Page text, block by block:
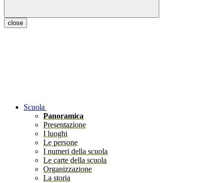
close
Scuola
Panoramica
Presentazione
I luoghi
Le persone
I numeri della scuola
Le carte della scuola
Organizzazione
La storia